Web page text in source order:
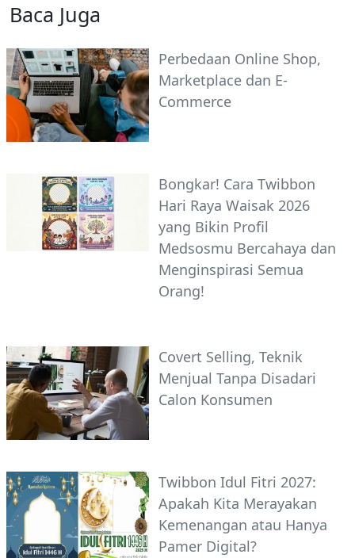
Baca Juga
Perbedaan Online Shop,
Marketplace dan E-
Commerce
Bongkar! Cara Twibbon
Hari Raya Waisak 2026
yang Bikin Profil
Medsosmu Bercahaya dan
Menginspirasi Semua
Orang!
Covert Selling, Teknik
Menjual Tanpa Disadari
Calon Konsumen
Twibbon Idul Fitri 2027:
Apakah Kita Merayakan
Kemenangan atau Hanya
Pamer Digital?